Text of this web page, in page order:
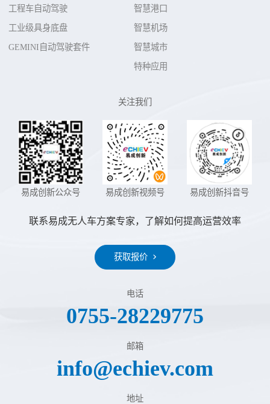
工程车自动驾驶
工业级具身底盘
GEMINI自动驾驶套件
智慧港口
智慧机场
智慧城市
特种应用
关注我们
易成创新公众号 易成创新视频号 易成创新抖音号
联系易成无人车方案专家，了解如何提高运营效率
获取报价
电话
0755-28229775
邮箱
info@echiev.com
地址